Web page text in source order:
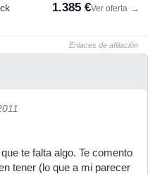
1.385 €Ver oferta →
Enlaces de afiliación
te falta algo. Te comento
tener (lo que a mi parecer